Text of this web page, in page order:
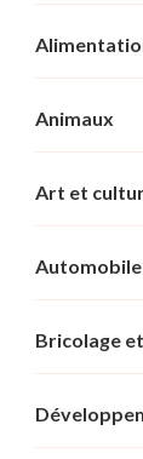
Animaux
Art et
Bricolage